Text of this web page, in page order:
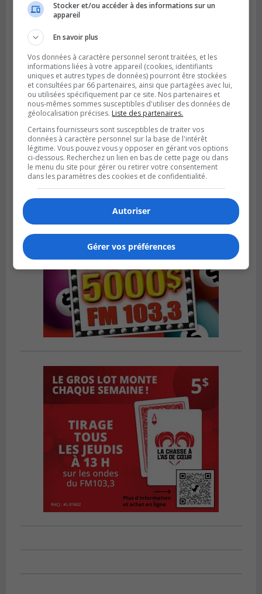
Publié le 4 août 2026 à 13h18
Des fromages de la Laiterie Coaticook
rappelés par l’ACIA
Stocker et/ou accéder à des informations sur un
appareil
En savoir plus
Vos données à caractère personnel seront traitées, et les
informations liées à votre appareil (cookies, identifiants
uniques et autres types de données) pourront être stockées
et consultées par 66 partenaires, ainsi que partagées avec lui,
ou utilisées spécifiquement par ce site. Nos partenaires et
nous-mêmes sommes susceptibles d'utiliser des données de
géolocalisation précises. Liste des partenaires.
Certains fournisseurs sont susceptibles de traiter vos
données à caractère personnel sur la base de l'intérêt
légitime. Vous pouvez vous y opposer en gérant vos options
ci-dessous. Recherchez un lien en bas de cette page ou dans
le menu du site pour gérer ou retirer votre consentement
dans les paramètres des cookies et de confidentialité.
Autoriser
Gérer vos préférences